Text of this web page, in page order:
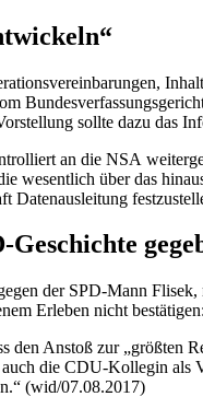
sollte dazu das
an die NSA
wesentlich über das
Datenausleitung
der SPD-Mann
Erleben nicht
den Anstoß zur
die CDU-Kollegin als
(wid/07.08.2017)